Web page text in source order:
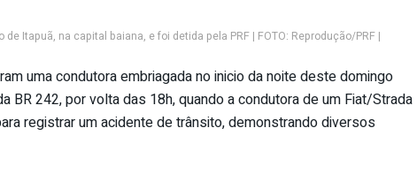
Itapuã, na capital baiana, e foi detida pela PRF | FOTO: Reprodução/PRF |
uma condutora embriagada no inicio da noite deste domingo
BR 242, por volta das 18h, quando a condutora de um Fiat/Strada
registrar um acidente de trânsito, demonstrando diversos